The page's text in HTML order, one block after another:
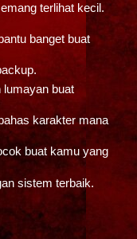
terlihat kecil.
banget buat
lumayan buat
karakter mana
buat kamu yang
sistem terbaik.